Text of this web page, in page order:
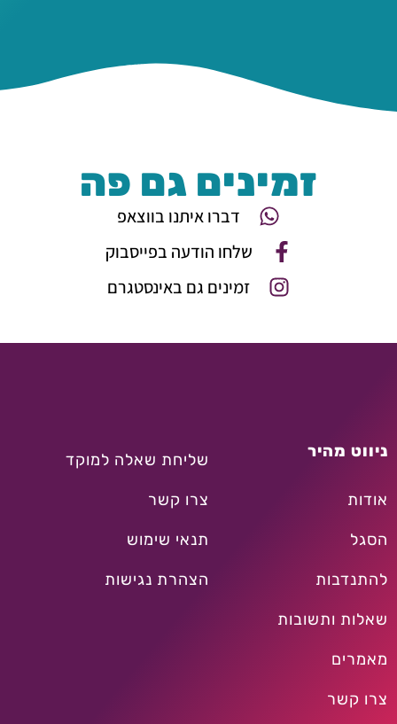
זמינים גם פה
דברו איתנו בווצאפ
שלחו הודעה בפייסבוק
זמינים גם באינסטגרם
ניווט מהיר
אודות
הסגל
להתנדבות
שאלות ותשובות
מאמרים
צרו קשר
שליחת שאלה למוקד
צרו קשר
תנאי שימוש
הצהרת נגישות